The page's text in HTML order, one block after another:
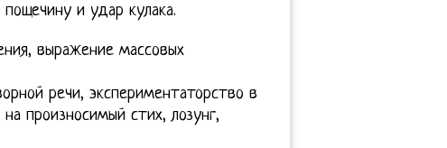
и удар кулака.
выражение массовых
речи, экспериментаторство в
произносимый стих, лозунг,